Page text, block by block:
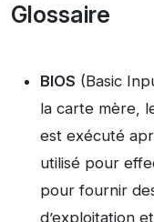
Glossaire
BIOS (Basic
la carte mère,
est exécuté
utilisé pour
pour fournir
d’exploitation